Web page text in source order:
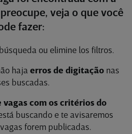
veja o que você
fazer:
ou elimine los filtros.
haja erros de digitação nas
buscadas.
vagas com os critérios do
buscando e te avisaremos
forem publicadas.